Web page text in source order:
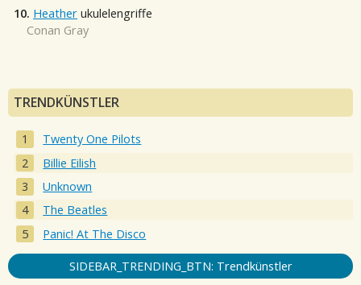
10. Heather ukulelengriffe
Conan Gray
TRENDKÜNSTLER
Twenty One Pilots
Billie Eilish
Unknown
The Beatles
Panic! At The Disco
SIDEBAR_TRENDING_BTN: Trendkünstler